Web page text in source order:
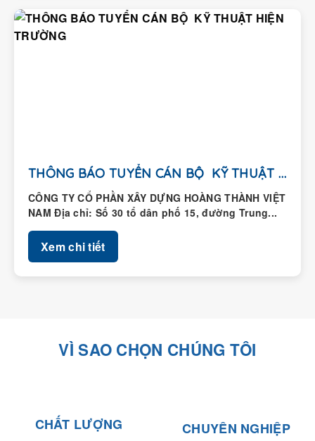
THÔNG BÁO TUYỂN CÁN BỘ KỸ THUẬT HIỆN...
CÔNG TY CỔ PHẦN XÂY DỰNG HOÀNG THÀNH VIỆT
NAM Địa chỉ: Số 30 tổ dân phố 15, đường Trung...
Xem chi tiết
VÌ SAO CHỌN CHÚNG TÔI
CHẤT LƯỢNG CHUYÊN NGHIỆP